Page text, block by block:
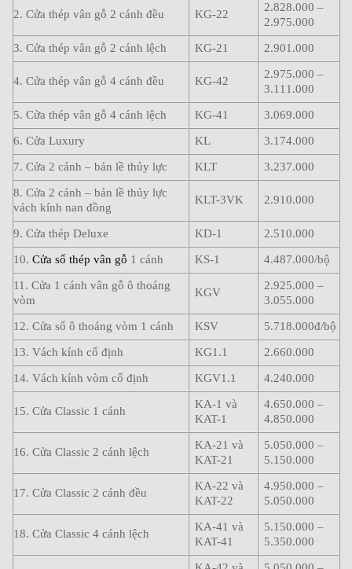
2. Cửa thép vân gỗ 2 cánh đều KG-22
2.828.000 –
2.975.000
3. Cửa thép vân gỗ 2 cánh lệch KG-21 2.901.000
4. Cửa thép vân gỗ 4 cánh đều KG-42
2.975.000 –
3.111.000
5. Cửa thép vân gỗ 4 cánh lệch KG-41 3.069.000
6. Cửa Luxury KL 3.174.000
7. Cửa 2 cánh – bản lề thủy lực KLT 3.237.000
8. Cửa 2 cánh – bản lề thủy lực
vách kính nan đồng
KLT-3VK 2.910.000
9. Cửa thép Deluxe KD-1 2.510.000
10. Cửa sổ thép vân gỗ 1 cánh KS-1 4.487.000/bộ
11. Cửa 1 cánh vân gỗ ô thoáng
vòm
KGV
2.925.000 –
3.055.000
12. Cửa sổ ô thoáng vòm 1 cánh KSV 5.718.000đ/bộ
13. Vách kính cố định KG1.1 2.660.000
14. Vách kính vòm cố định KGV1.1 4.240.000
15. Cửa Classic 1 cánh
KA-1 và
KAT-1
4.650.000 –
4.850.000
16. Cửa Classic 2 cánh lệch
KA-21 và
KAT-21
5.050.000 –
5.150.000
17. Cửa Classic 2 cánh đều
KA-22 và
KAT-22
4.950.000 –
5.050.000
18. Cửa Classic 4 cánh lệch
KA-41 và
KAT-41
5.150.000 –
5.350.000